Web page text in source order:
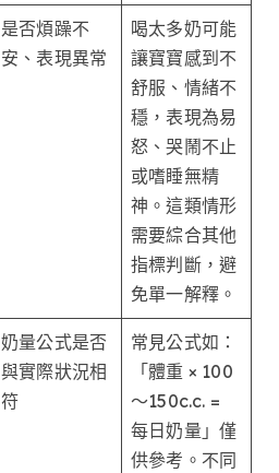
是否煩躁不
安、表現異常
喝太多奶可能
讓寶寶感到不
舒服、情緒不
穩，表現為易
怒、哭鬧不止
或嗜睡無精
神。這類情形
需要綜合其他
指標判斷，避
免單一解釋。
奶量公式是否
與實際狀況相
符
常見公式如：
「體重 × 100
～150c.c. =
每日奶量」僅
供參考。不同